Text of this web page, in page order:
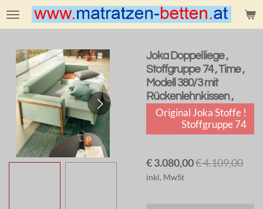
Zum
Hauptinhalt
Joka Doppelliege ,
Stoffgruppe 74 , Time ,
Modell 380/3 mit
Rückenlehnkissen ,
Original Joka Stoffe !
Stoffgruppe 74
€ 3.080,00€ 4.109,00
inkl. MwSt